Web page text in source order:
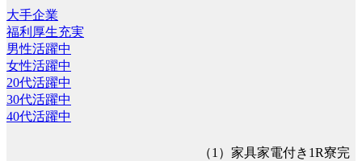
大手企業
福利厚生充実
男性活躍中
女性活躍中
20代活躍中
30代活躍中
40代活躍中
（1）家具家電付き1R寮完